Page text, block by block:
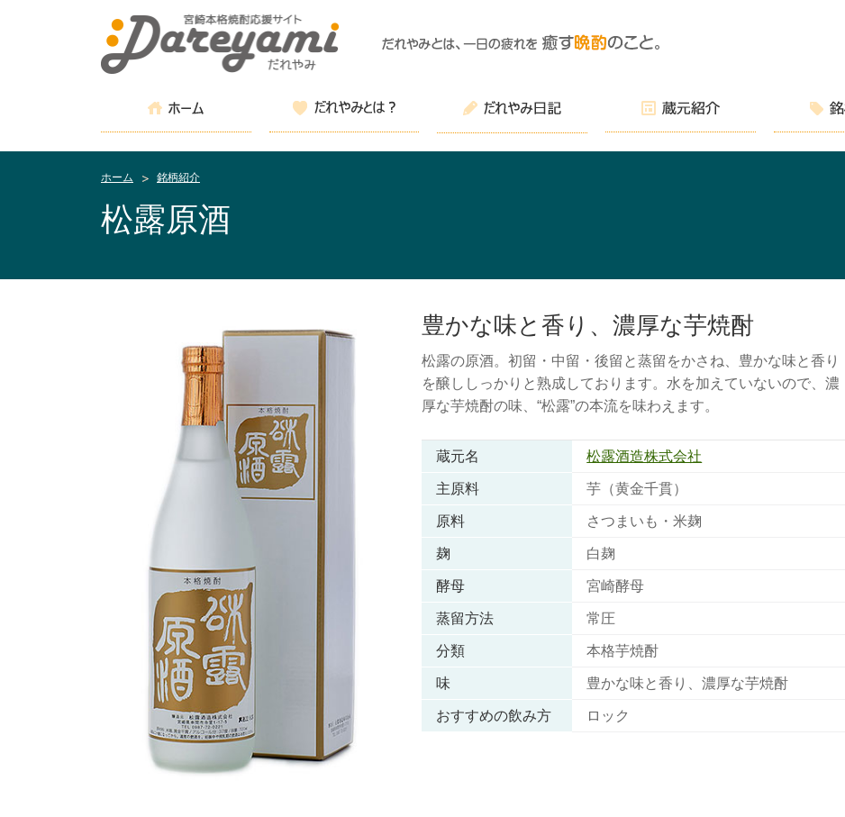
ホーム 銘柄紹介
松露原酒
豊かな味と香り、濃厚な芋焼酎
松露の原酒。初留・中留・後留と蒸留をかさね、豊かな味と香り
を醸ししっかりと熟成しております。水を加えていないので、濃
厚な芋焼酎の味、“松露”の本流を味わえます。
蔵元名 松露酒造株式会社
主原料 芋（黄金千貫）
原料 さつまいも・米麹
麹 白麹
酵母 宮崎酵母
蒸留方法 常圧
分類 本格芋焼酎
味 豊かな味と香り、濃厚な芋焼酎
おすすめの飲み方 ロック